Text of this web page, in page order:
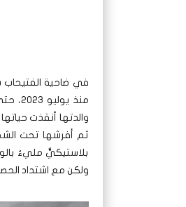
في ضاحية الفتيحاب
والدتها أنقذت
ثم أفرشها تحت
بلاستيكيٌّ مليءٌ
ولكن مع اشتداد